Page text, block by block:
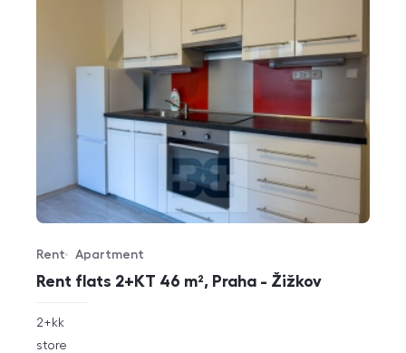
Rent flats 2+KT 46 m², Praha - Žižkov
Offer type
Rent
Property type
Apartment
rozměry
disposition
2+kk
funkce
store